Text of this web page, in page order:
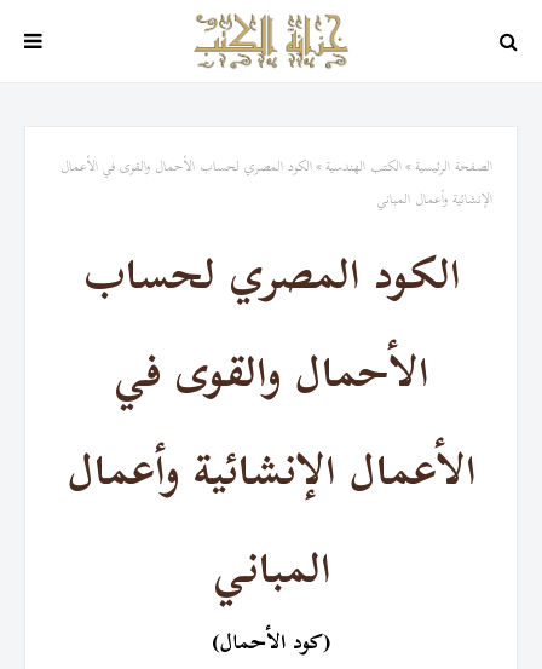
الصفحة الرئيسية الكتب الهندسية الكود المصري لحساب الأحمال والقوى في الأعمال
الإنشائية وأعمال المباني
الكود المصري لحساب
الأحمال والقوى في
الأعمال الإنشائية وأعمال
المباني
(كود الأحمال)